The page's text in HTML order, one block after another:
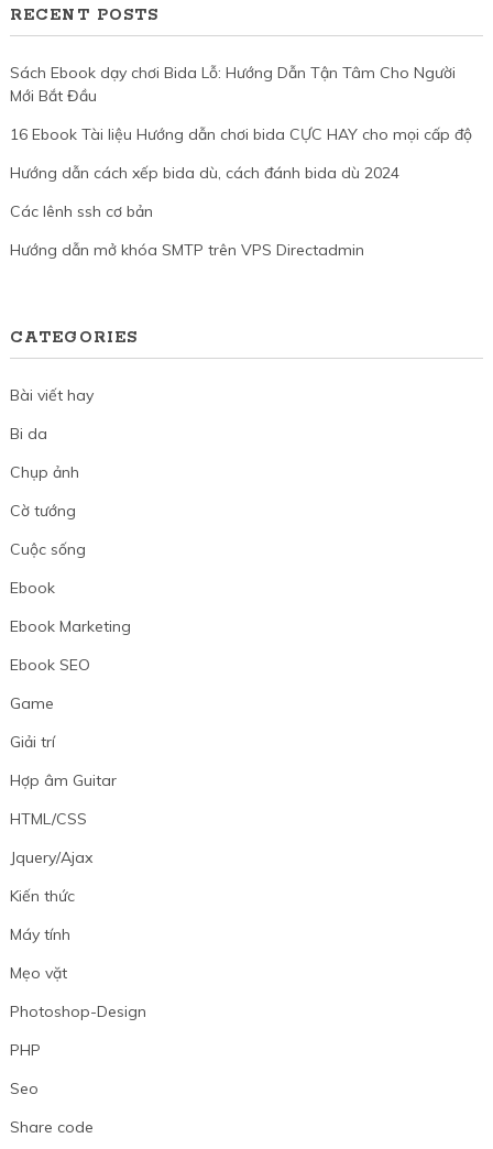
RECENT POSTS
Sách Ebook dạy chơi Bida Lỗ: Hướng Dẫn Tận Tâm Cho Người
Mới Bắt Đầu
16 Ebook Tài liệu Hướng dẫn chơi bida CỰC HAY cho mọi cấp độ
Hướng dẫn cách xếp bida dù, cách đánh bida dù 2024
Các lênh ssh cơ bản
Hướng dẫn mở khóa SMTP trên VPS Directadmin
CATEGORIES
Bài viết hay
Bi da
Chụp ảnh
Cờ tướng
Cuộc sống
Ebook
Ebook Marketing
Ebook SEO
Game
Giải trí
Hợp âm Guitar
HTML/CSS
Jquery/Ajax
Kiến thức
Máy tính
Mẹo vặt
Photoshop-Design
PHP
Seo
Share code